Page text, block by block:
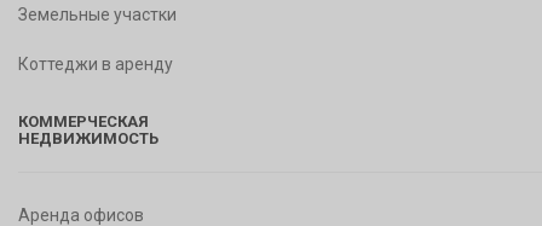
Земельные участки
Коттеджи в аренду
КОММЕРЧЕСКАЯ
НЕДВИЖИМОСТЬ
Аренда офисов